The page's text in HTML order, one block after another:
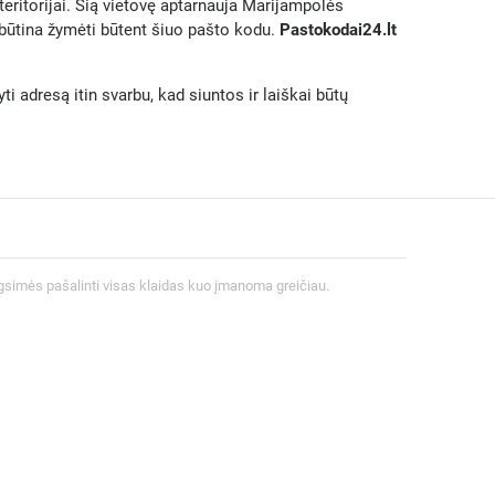
Šią vietovę aptarnauja Marijampolės
žymėti būtent šiuo pašto kodu. Pastokodai24.lt
adresą itin svarbu, kad siuntos ir laiškai būtų
pašalinti visas klaidas kuo įmanoma greičiau.